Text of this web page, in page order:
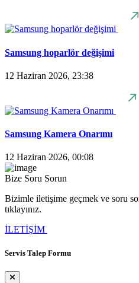
Samsung hoparlör değişimi
12 Haziran 2026, 23:38
Samsung Kamera Onarımı
12 Haziran 2026, 00:08
Bize Soru Sorun
Bizimle iletişime geçmek ve soru
tıklayınız.
İLETİŞİM
Servis Talep Formu